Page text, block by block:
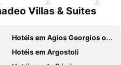
Villas & Suites
Hotéis em Agios Georgios of Argyrades
Hotéis em Argostoli